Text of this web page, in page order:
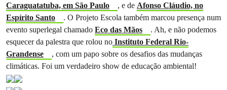
Caraguatatuba, em São Paulo
, e de Afonso Cláudio, no
Espírito Santo
. O Projeto Escola também marcou presença num
evento superlegal chamado Eco das Mãos
. Ah, e não podemos
esquecer da palestra que rolou no Instituto Federal Rio-
Grandense
, com um papo sobre os desafios das mudanças
climáticas. Foi um verdadeiro show de educação ambiental!